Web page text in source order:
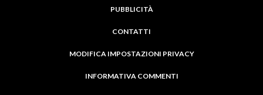
PUBBLICITÀ
CONTATTI
MODIFICA IMPOSTAZIONI PRIVACY
INFORMATIVA COMMENTI